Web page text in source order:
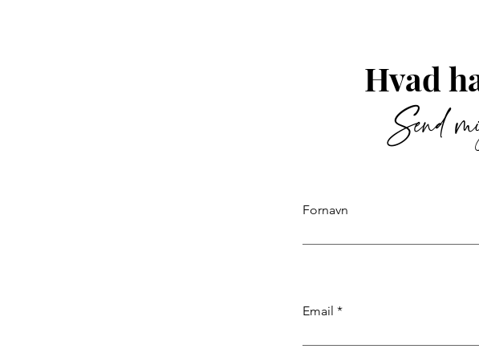
Hvad
Send
Fornavn
Email